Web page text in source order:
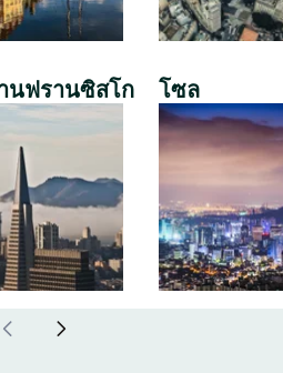
นฟรานซิสโก โซล